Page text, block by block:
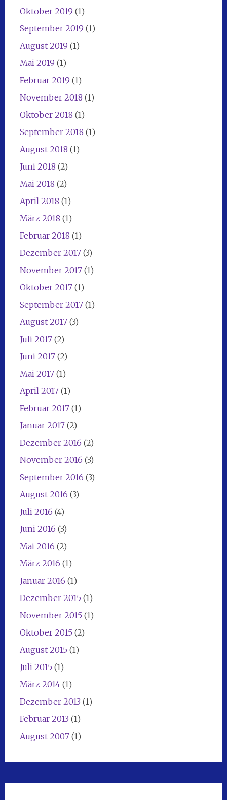
Oktober 2019 (1)
September 2019 (1)
August 2019 (1)
Mai 2019 (1)
Februar 2019 (1)
November 2018 (1)
Oktober 2018 (1)
September 2018 (1)
August 2018 (1)
Juni 2018 (2)
Mai 2018 (2)
April 2018 (1)
März 2018 (1)
Februar 2018 (1)
Dezember 2017(3)
November 2017(1)
Oktober 2017(1)
September 2017(1)
August 2017(3)
Juli 2017(2)
Juni 2017(2)
Mai 2017(1)
April 2017(1)
Februar 2017(1)
Januar 2017(2)
Dezember 2016 (2)
November 2016 (3)
September 2016 (3)
August 2016 (3)
Juli 2016 (4)
Juni 2016 (3)
Mai 2016 (2)
März 2016 (1)
Januar 2016 (1)
Dezember 2015 (1)
November 2015 (1)
Oktober 2015 (2)
August 2015 (1)
Juli 2015 (1)
März 2014(1)
Dezember 2013 (1)
Februar 2013 (1)
August 2007(1)